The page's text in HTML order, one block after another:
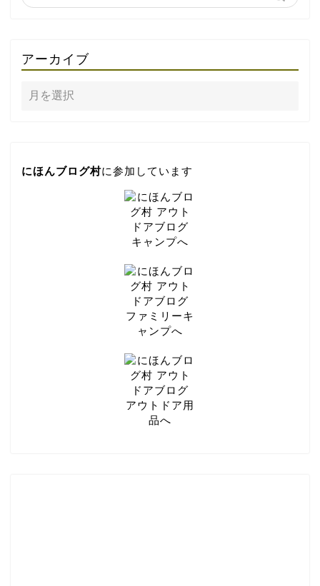
アーカイブ
にほんブログ村に参加しています